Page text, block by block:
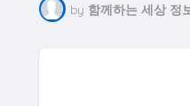
by 함께하는 세상 정